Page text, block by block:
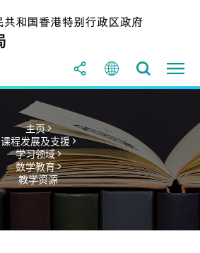
主页 >
课程发展及支援 >
学习领域 >
数学教育 >
教学资源